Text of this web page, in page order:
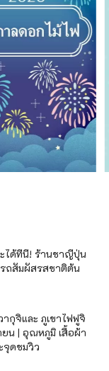
ได้ที่นี่! ร้านชาญี่ปุ่น
ถสัมผัสรสชาติต้น
กุจิและ ภูเขาไฟฟูจิ
น | อุณหภูมิ เสื้อผ้า
จุดชมวิว